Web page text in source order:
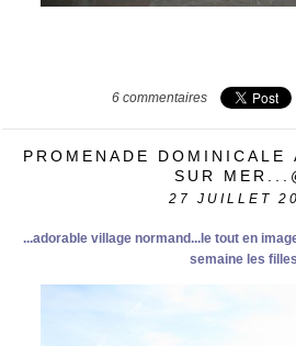
6 commentaires
PROMENADE DOMINICALE
SUR
27 JUILLET
...adorable village normand...le tout en
semaine les